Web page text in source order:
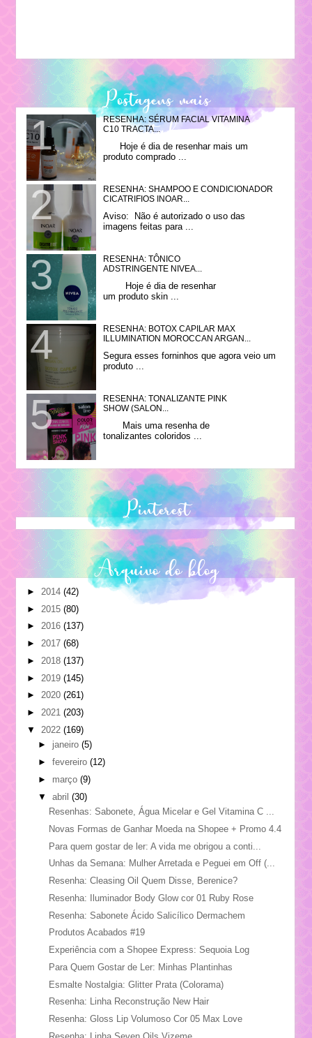
Postagens mais
visitadas
RESENHA: SÉRUM FACIAL VITAMINA
C10 TRACTA...
Hoje é dia de resenhar mais um
produto comprado ...
RESENHA: SHAMPOO E CONDICIONADOR
CICATRIFIOS INOAR...
Aviso: Não é autorizado o uso das
imagens feitas para ...
RESENHA: TÔNICO
ADSTRINGENTE NIVEA...
Hoje é dia de resenhar
um produto skin ...
RESENHA: BOTOX CAPILAR MAX
ILLUMINATION MOROCCAN ARGAN...
Segura esses forninhos que agora veio um
produto ...
RESENHA: TONALIZANTE PINK
SHOW (SALON...
Mais uma resenha de
tonalizantes coloridos ...
Pinterest
Arquivo do blog
► 2014 (42)
► 2015 (80)
► 2016 (137)
► 2017 (68)
► 2018 (137)
► 2019 (145)
► 2020 (261)
► 2021 (203)
▼ 2022 (169)
► janeiro (5)
► fevereiro (12)
► março (9)
▼ abril (30)
Resenhas: Sabonete, Água Micelar e Gel Vitamina C ...
Novas Formas de Ganhar Moeda na Shopee + Promo 4.4
Para quem gostar de ler: A vida me obrigou a conti...
Unhas da Semana: Mulher Arretada e Peguei em Off (...
Resenha: Cleasing Oil Quem Disse, Berenice?
Resenha: Iluminador Body Glow cor 01 Ruby Rose
Resenha: Sabonete Ácido Salicílico Dermachem
Produtos Acabados #19
Experiência com a Shopee Express: Sequoia Log
Para Quem Gostar de Ler: Minhas Plantinhas
Esmalte Nostalgia: Glitter Prata (Colorama)
Resenha: Linha Reconstrução New Hair
Resenha: Gloss Lip Volumoso Cor 05 Max Love